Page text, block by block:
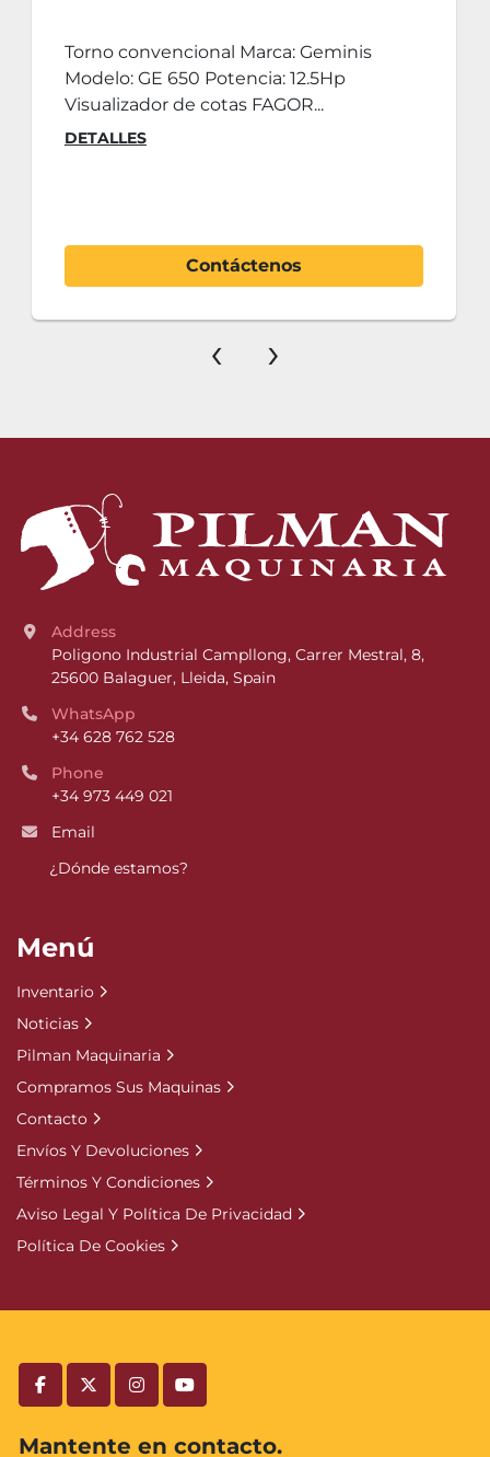
Torno convencional Marca: Geminis
Modelo: GE 650 Potencia: 12.5Hp
Visualizador de cotas FAGOR...
DETALLES
Contáctenos
‹ ›
facebooktwitterinstagramyoutube
Mantente en contacto.
Address
Poligono Industrial Campllong, Carrer Mestral, 8,
25600 Balaguer, Lleida, Spain
WhatsApp
+34 628 762 528
Phone
+34 973 449 021
Email
¿Dónde estamos?
Menú
Inventario
Noticias
Pilman Maquinaria
Compramos Sus Maquinas
Contacto
Envíos Y Devoluciones
Términos Y Condiciones
Aviso Legal Y Política De Privacidad
Política De Cookies